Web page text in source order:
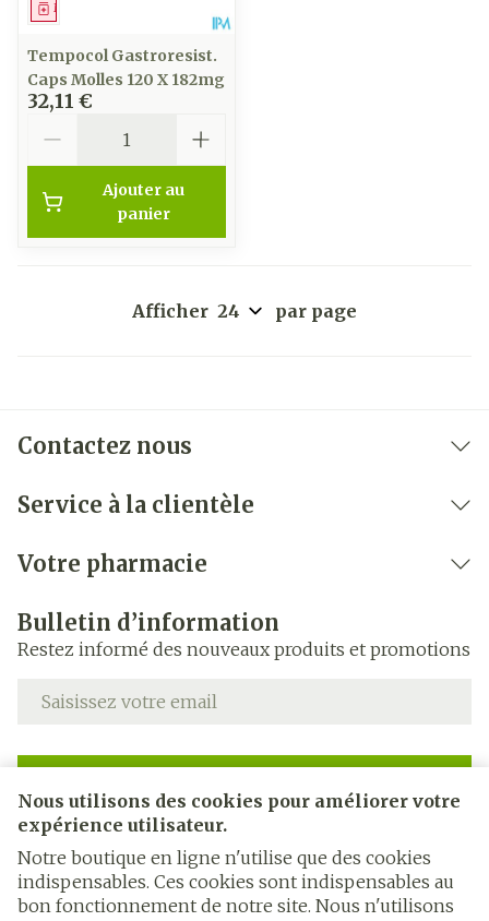
Nous utilisons des cookies pour améliorer votre
expérience utilisateur.
Notre boutique en ligne n'utilise que des cookies
indispensables. Ces cookies sont indispensables au
bon fonctionnement de notre site. Nous n'utilisons
Médicament
Tempocol Gastroresist.
Caps Molles 120 X 182mg
32,11 €
Ajouter au
panier
Afficher par page
Contactez nous
Service à la clientèle
Votre pharmacie
Bulletin d’information
Restez informé des nouveaux produits et promotions
Adresse mail
En cliquant sur s'abonner, vous vous abonnez à notre
newsletter et acceptez notrepolitique de confidentialité